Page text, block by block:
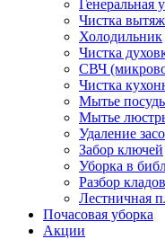
Генеральная
Чистка
Холодильник
Чистка
СВЧ
Чистка
Мытье
Мытье
Удаление
Забор ключей
Уборка в
Разбор
Лестничная
Почасовая уборка
Акции